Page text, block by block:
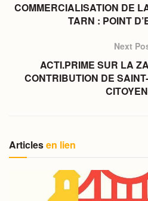
COMMERCIALISATION DE
TARN : POINT
Next
ACTI.PRIME SUR LA
CONTRIBUTION DE
Articlesen lien